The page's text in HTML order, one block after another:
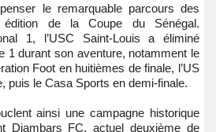
le remarquable parcours des
de la Coupe du Sénégal.
1, l’USC Saint-Louis a éliminé
1 durant son aventure, notamment le
Foot en huitièmes de finale, l’US
puis le Casa Sports en demi-finale.
ainsi une campagne historique
Diambars FC, actuel deuxième de